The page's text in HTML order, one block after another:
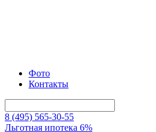
Фото
Контакты
8 (495) 565-30-55
Льготная ипотека 6%